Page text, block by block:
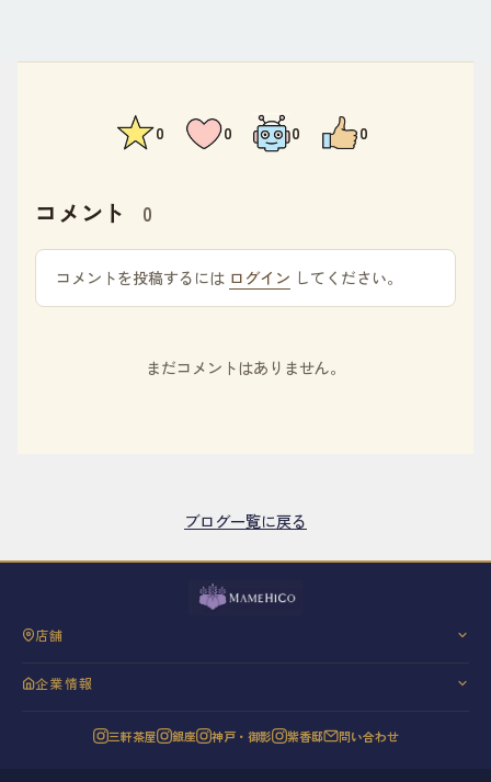
0 0 0 0
コメント 0
コメントを投稿するには ログイン してください。
まだコメントはありません。
ブログ一覧に戻る
店舗
神戸・御影
企業情報
三軒茶屋 銀座 神戸・御影 紫香邸 問い合わせ